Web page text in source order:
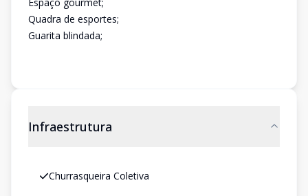
Quadra de esportes;
Guarita blindada;
Infraestrutura
Churrasqueira Coletiva